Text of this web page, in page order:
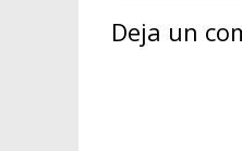
Deja un